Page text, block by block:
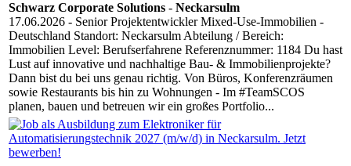
Schwarz Corporate Solutions - Neckarsulm
17.06.2026 - Senior Projektentwickler Mixed-Use-Immobilien -
Deutschland Standort: Neckarsulm Abteilung / Bereich:
Immobilien Level: Berufserfahrene Referenznummer: 1184 Du hast
Lust auf innovative und nachhaltige Bau- & Immobilienprojekte?
Dann bist du bei uns genau richtig. Von Büros, Konferenzräumen
sowie Restaurants bis hin zu Wohnungen - Im #TeamSCOS
planen, bauen und betreuen wir ein großes Portfolio...